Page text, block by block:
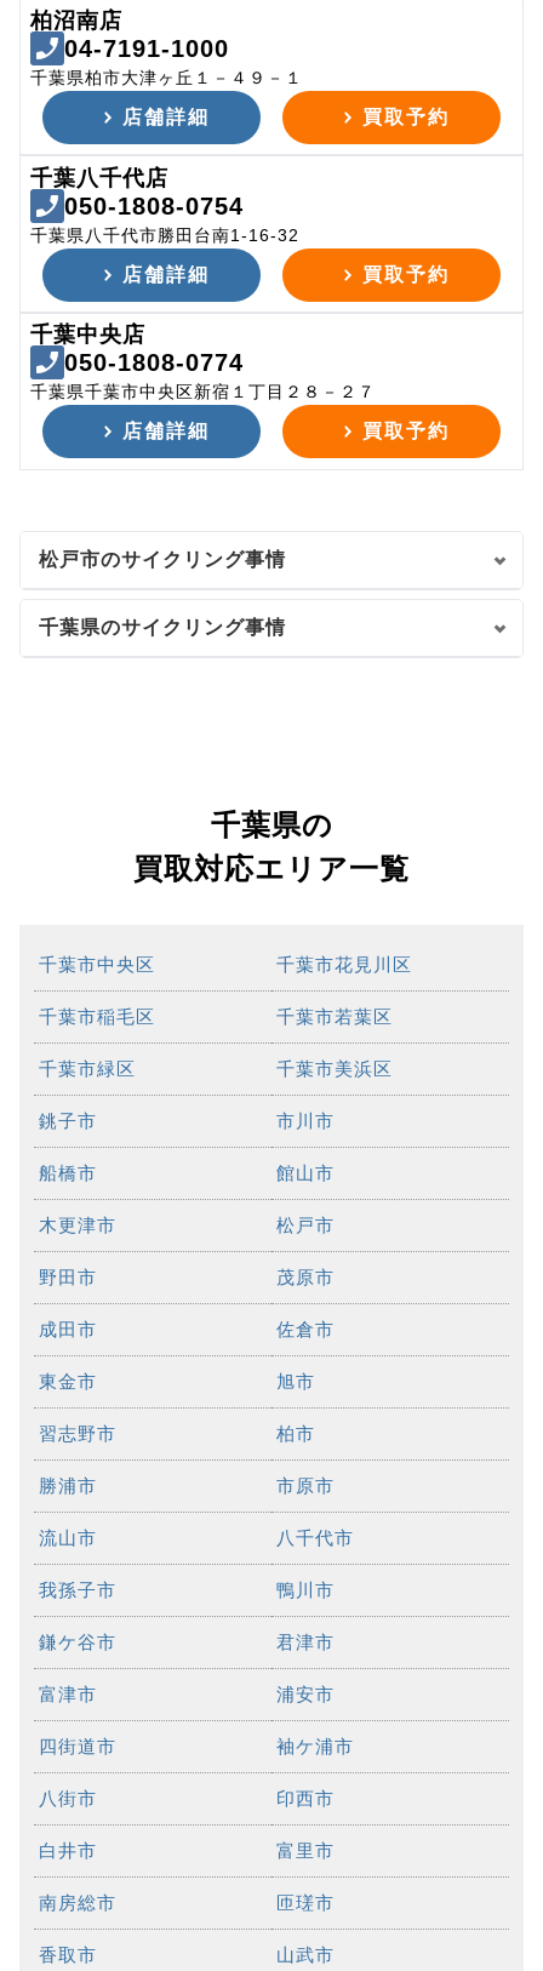
柏沼南店
04-7191-1000
千葉県柏市大津ヶ丘１－４９－１
店舗詳細 買取予約
千葉八千代店
050-1808-0754
千葉県八千代市勝田台南1-16-32
店舗詳細 買取予約
千葉中央店
050-1808-0774
千葉県千葉市中央区新宿１丁目２８－２７
店舗詳細 買取予約
松戸市のサイクリング事情
千葉県のサイクリング事情
千葉県の
買取対応エリア一覧
千葉市中央区 千葉市花見川区
千葉市稲毛区 千葉市若葉区
千葉市緑区 千葉市美浜区
銚子市 市川市
船橋市 館山市
木更津市 松戸市
野田市 茂原市
成田市 佐倉市
東金市 旭市
習志野市 柏市
勝浦市 市原市
流山市 八千代市
我孫子市 鴨川市
鎌ケ谷市 君津市
富津市 浦安市
四街道市 袖ケ浦市
八街市 印西市
白井市 富里市
南房総市 匝瑳市
香取市 山武市